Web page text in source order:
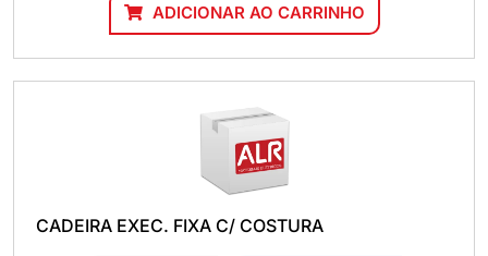
ADICIONAR AO CARRINHO
CADEIRA EXEC. FIXA C/ COSTURA